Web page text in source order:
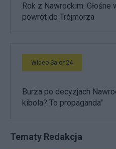
Rok z Nawrockim.
powrót do Trójmorza
Wideo Salon24
Burza po decyzjach
kibola? To propaganda"
Tematy Redakcja